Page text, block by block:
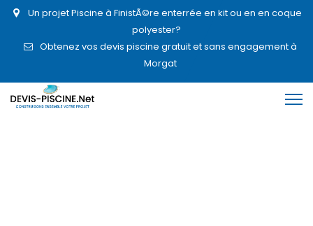
Un projet Piscine à FinistÃ©re enterrée en kit ou en en coque
polyester?
Obtenez vos devis piscine gratuit et sans engagement à
Morgat